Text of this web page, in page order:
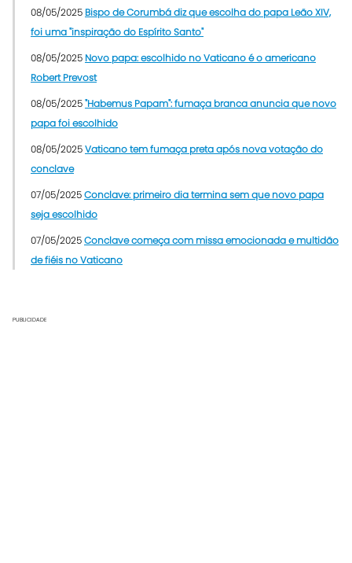
08/05/2025 Bispo de Corumbá diz que escolha do papa Leão XIV,
foi uma "inspiração do Espírito Santo"
08/05/2025 Novo papa: escolhido no Vaticano é o americano
Robert Prevost
08/05/2025"Habemus Papam": fumaça branca anuncia que novo
papa foi escolhido
08/05/2025Vaticano tem fumaça preta após nova votação do
conclave
07/05/2025Conclave: primeiro dia termina sem que novo papa
seja escolhido
07/05/2025Conclave começa com missa emocionada e multidão
de fiéis no Vaticano
PUBLICIDADE